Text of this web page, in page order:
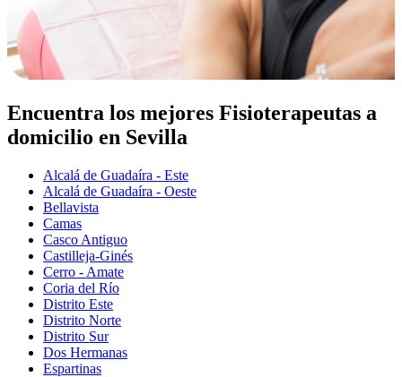
Encuentra los mejores Fisioterapeutas a
domicilio en Sevilla
Alcalá de Guadaíra - Este
Alcalá de Guadaíra - Oeste
Bellavista
Camas
Casco Antiguo
Castilleja-Ginés
Cerro - Amate
Coria del Río
Distrito Este
Distrito Norte
Distrito Sur
Dos Hermanas
Espartinas